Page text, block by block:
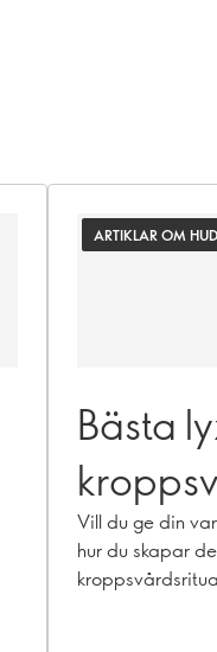
ARTIKLAR OM
Bästa
Vill du ge din
hur du skapar